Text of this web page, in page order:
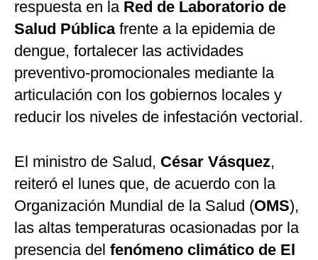
respuesta en laRed de Laboratorio de
Salud Públicafrente a la epidemia de
dengue, fortalecer las actividades
preventivo-promocionales mediante la
articulación con los gobiernos locales y
reducir los niveles de infestación vectorial.
El ministro de Salud, César Vásquez,
reiteró el lunes que, de acuerdo con la
Organización Mundial de la Salud (OMS),
las altas temperaturas ocasionadas por la
presencia del fenómeno climático de El